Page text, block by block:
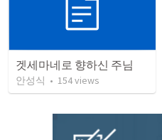
겟세마네로 향하신 주님
안성식 • 154views